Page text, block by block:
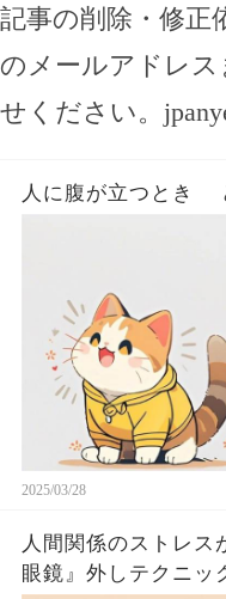
記事の削除・修正
のメールアドレ
せください。
人に腹が立つとき
2025/03/28
人間関係のストレス
眼鏡』外しテクニッ